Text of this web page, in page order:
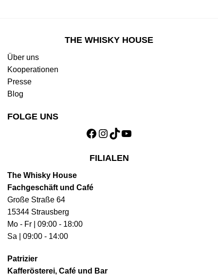
THE WHISKY HOUSE
Über uns
Kooperationen
Presse
Blog
FOLGE UNS
Facebook
Instagram
TikTokYouTube
FILIALEN
The Whisky House
Fachgeschäft und Café
Große Straße 64
15344 Strausberg
Mo - Fr | 09:00 - 18:00
Sa | 09:00 - 14:00
Patrizier
Kafferösterei, Café und Bar